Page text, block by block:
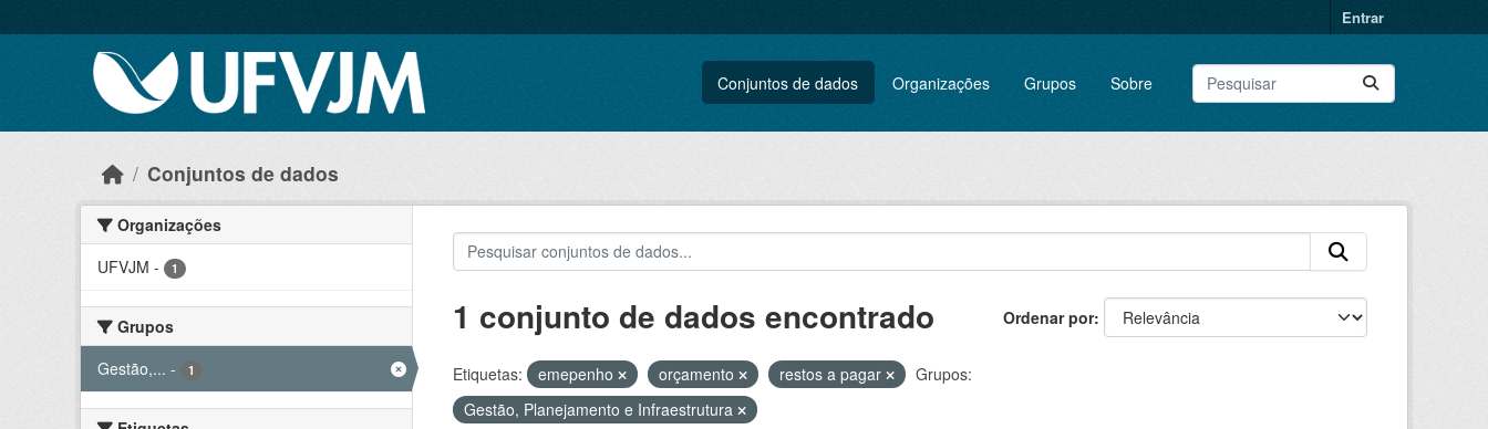
Entrar
Conjuntos de dados Organizações Grupos Sobre
Conjuntos de dados
Organizações
UFVJM - 1
Grupos
Gestão,... - 1
Ordenar por
1 conjunto de dados encontrado
Etiquetas: emepenho orçamento restos a pagar
Grupos:
Gestão, Planejamento e Infraestrutura